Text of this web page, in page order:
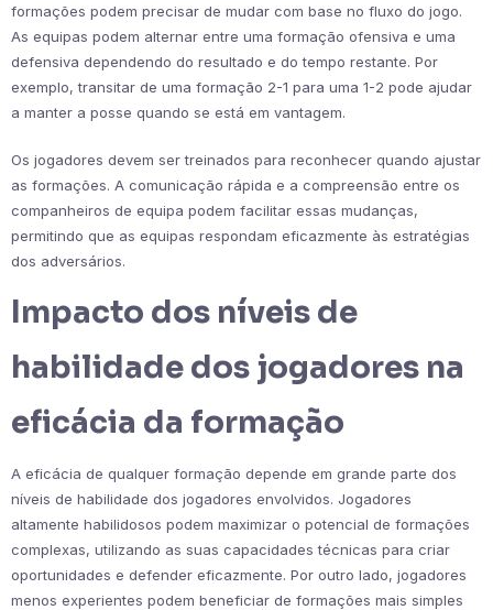
formações podem precisar de mudar com base no fluxo do jogo.
As equipas podem alternar entre uma formação ofensiva e uma
defensiva dependendo do resultado e do tempo restante. Por
exemplo, transitar de uma formação 2-1 para uma 1-2 pode ajudar
a manter a posse quando se está em vantagem.
Os jogadores devem ser treinados para reconhecer quando ajustar
as formações. A comunicação rápida e a compreensão entre os
companheiros de equipa podem facilitar essas mudanças,
permitindo que as equipas respondam eficazmente às estratégias
dos adversários.
Impacto dos níveis de
habilidade dos jogadores na
eficácia da formação
A eficácia de qualquer formação depende em grande parte dos
níveis de habilidade dos jogadores envolvidos. Jogadores
altamente habilidosos podem maximizar o potencial de formações
complexas, utilizando as suas capacidades técnicas para criar
oportunidades e defender eficazmente. Por outro lado, jogadores
menos experientes podem beneficiar de formações mais simples